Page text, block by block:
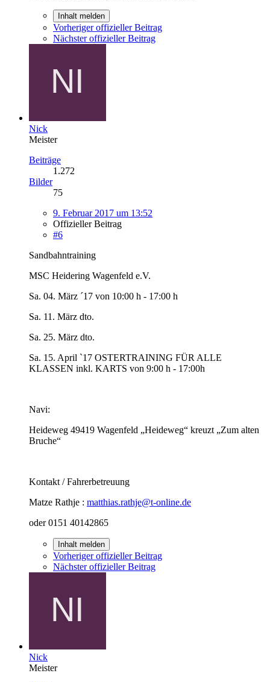
Inhalt melden
Vorheriger offizieller Beitrag
Nächster offizieller Beitrag
Nick
Meister
Beiträge
1.272
Bilder
75
9. Februar 2017 um 13:52
Offizieller Beitrag
#6
Sandbahntraining
MSC Heidering Wagenfeld e.V.
Sa. 04. März ´17 von 10:00 h - 17:00 h
Sa. 11. März dto.
Sa. 25. März dto.
Sa. 15. April `17 OSTERTRAINING FÜR ALLE
KLASSEN inkl. KARTS von 9:00 h - 17:00h
Navi:
Heideweg 49419 Wagenfeld „Heideweg“ kreuzt „Zum alten
Bruche“
Kontakt / Fahrerbetreuung
Matze Rathje : matthias.rathje@t-online.de
oder 0151 40142865
Inhalt melden
Vorheriger offizieller Beitrag
Nächster offizieller Beitrag
Nick
Meister